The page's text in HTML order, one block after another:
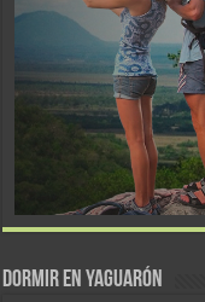
DORMIR EN YAGUARÓN